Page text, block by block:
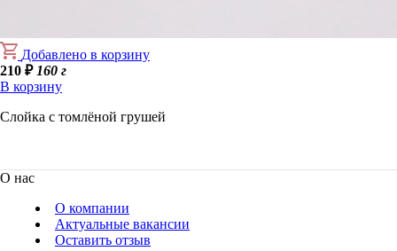
Добавлено в корзину
210 ₽ 160 г
В корзину
Слойка с томлёной грушей
О нас
О компании
Актуальные вакансии
Оставить отзыв